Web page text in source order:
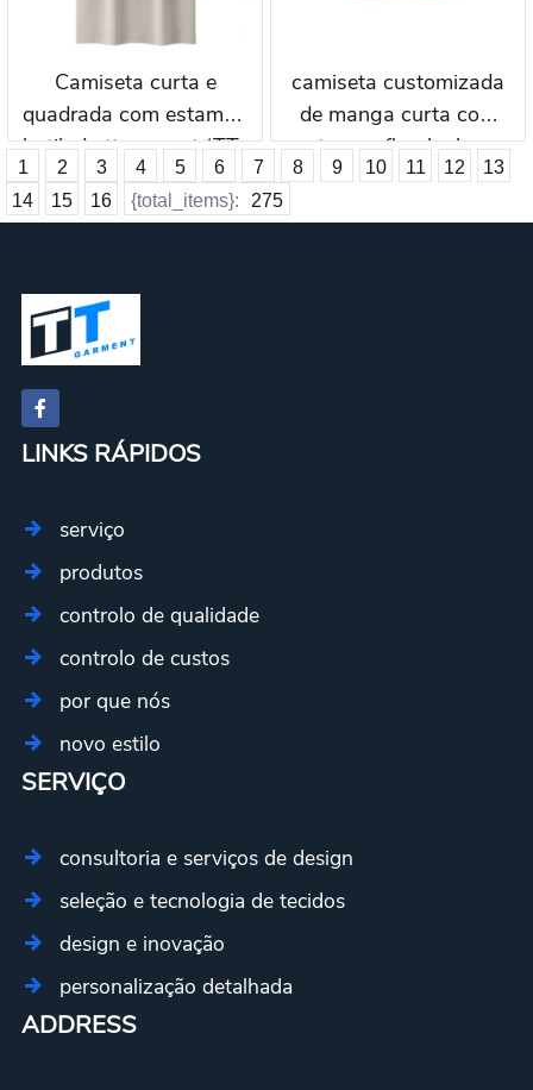
Camiseta curta e
quadrada com estampa
batik da ttgarment (TT-
341L)
camiseta customizada
de manga curta com
estampa floral a laser
ttgarment lel003
1 2 3 4 5 6 7 8 9 10 11 12
13
14
15 16 {total_items}: 275
LINKS RÁPIDOS
serviço
produtos
controlo de qualidade
controlo de custos
por que nós
novo estilo
SERVIÇO
consultoria e serviços de design
seleção e tecnologia de tecidos
design e inovação
personalização detalhada
ADDRESS